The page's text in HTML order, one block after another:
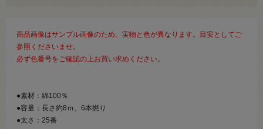
商品画像はサンプル画像のため、実物と色が異なります。目安としてご
参照くださいませ。
必ず色番号をご確認の上お買い求めください。
●素材：綿100％
●容量：長さ約8ｍ、6本撚り
●太さ：25番